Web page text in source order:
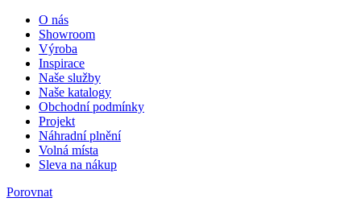
O nás
Showroom
Výroba
Inspirace
Naše služby
Naše katalogy
Obchodní podmínky
Projekt
Náhradní plnění
Volná místa
Sleva na nákup
Porovnat